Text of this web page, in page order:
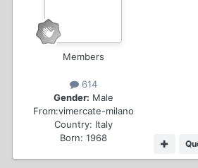
Members
614
Gender: Male
From:vimercate-milano
Country: Italy
Born: 1968